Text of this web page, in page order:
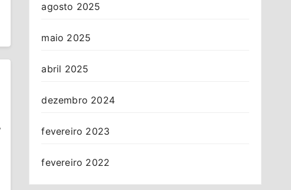
agosto 2025
maio 2025
abril 2025
dezembro 2024
fevereiro 2023
fevereiro 2022